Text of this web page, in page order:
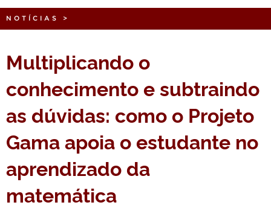
NOTÍCIAS >
Multiplicando o
conhecimento e subtraindo
as dúvidas: como o Projeto
Gama apoia o estudante no
aprendizado da
matemática